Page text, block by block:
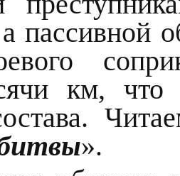
пассивной
км, что
».